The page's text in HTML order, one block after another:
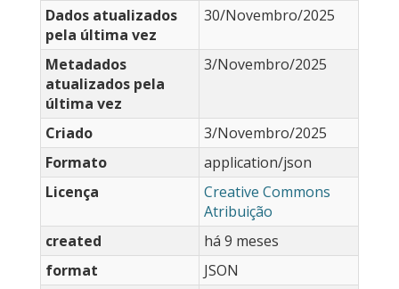
Dados atualizados
pela última vez
30/Novembro/2025
Metadados
atualizados pela
última vez
3/Novembro/2025
Criado
3/Novembro/2025
Formato
application/json
Licença
Creative Commons
Atribuição
created
há 9 meses
format
JSON